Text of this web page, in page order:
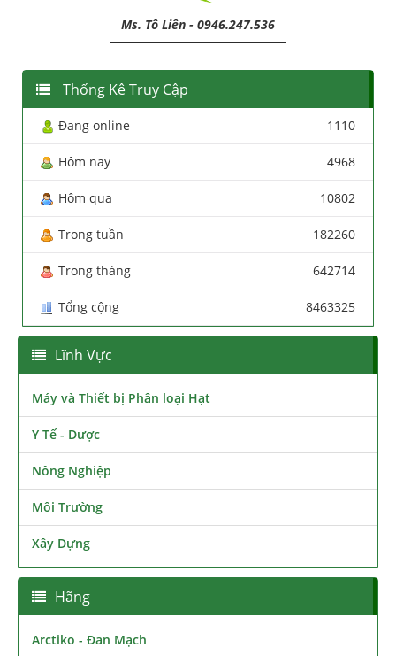
Ms. Tô Liên - 0946.247.536
Thống Kê Truy Cập
Đang online 1110
Hôm nay 4968
Hôm qua 10802
Trong tuần 182260
Trong tháng 642714
Tổng cộng 8463325
Lĩnh Vực
Máy và Thiết bị Phân loại Hạt
Y Tế - Dược
Nông Nghiệp
Môi Trường
Xây Dựng
Hãng
Arctiko - Đan Mạch